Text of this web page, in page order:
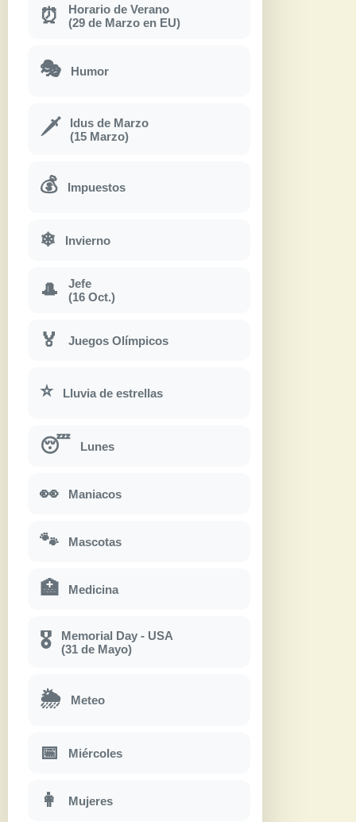
⏰
Horario de Verano
(29 de Marzo en EU)
🎭 Humor
🗡
Idus de Marzo
(15 Marzo)
💰 Impuestos
❄ Invierno
🎩
Jefe
(16 Oct.)
🏅 Juegos Olímpicos
⭐ Lluvia de estrellas
😴 Lunes
👀 Maniacos
🐾 Mascotas
🏥 Medicina
🎖
Memorial Day - USA
(31 de Mayo)
🌦 Meteo
📅 Miércoles
👩 Mujeres